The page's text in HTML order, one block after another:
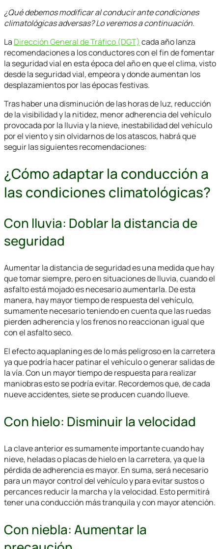
¿Qué debemos modificar al conducir ante condiciones
climatológicas adversas? Lo veremos a continuación.
La Dirección General de Tráfico (DGT) cada año lanza
recomendaciones a los conductores con el fin de fomentar
la seguridad vial en esta época del año en que el clima, visto
desde la seguridad vial, empeora y donde aumentan los
desplazamientos por las épocas festivas.
Tras haber una disminución de las horas de luz, reducción
de la visibilidad y la nitidez, menor adherencia del vehículo
provocada por la lluvia y la nieve, inestabilidad del vehículo
por el viento y sin olvidarnos de los atascos, habrá que
seguir las siguientes recomendaciones:
¿Cómo adaptar la conducción a
las condiciones climatológicas?
Con lluvia: Doblar la distancia de
seguridad
Aumentar la distancia de seguridad es una medida que hay
que tomar siempre, pero en situaciones de lluvia, cuando el
asfalto está mojado es necesario aumentarla. De esta
manera, hay mayor tiempo de respuesta del vehículo,
sumamente necesario teniendo en cuenta que las ruedas
pierden adherencia y los frenos no reaccionan igual que
con el asfalto seco.
El efecto aquaplaning es de lo más peligroso en la carretera
ya que podría hacer patinar el vehículo o generar salidas de
la vía. Con un mayor tiempo de respuesta para realizar
maniobras esto se podría evitar. Recordemos que, de cada
nueve accidentes, siete se producen cuando llueve.
Con hielo: Disminuir la velocidad
La clave anterior es sumamente importante cuando hay
nieve, heladas o placas de hielo en la carretera, ya que la
pérdida de adherencia es mayor. En suma, será necesario
para un mayor control del vehículo y para evitar sustos o
percances reducir la marcha y la velocidad. Esto permitirá
tener una conducción más tranquila y con mayor atención.
Con niebla: Aumentar la